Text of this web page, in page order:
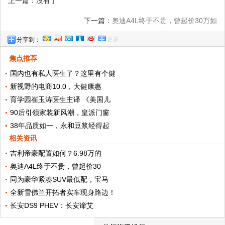
下一篇： 奥迪A4L终于不贵，曾起价30万如
分享到： 更多
焦点推荐
国内也有私人医生了？这里有个健
新视野的电商10.0，大健康惠
育学园崔玉涛医生主译 《美国儿
90后引领家装新风潮，皇派门窗
38年品质如一，永和豆浆经得起
相关资讯
吉利帝豪配置如何？6.98万的
奥迪A4L终于不贵，曾起价30
同为豪华紧凑SUV最低配，宝马
全新雪佛兰开拓者实车现身路边！
长安DS9 PHEV：长安谛艾